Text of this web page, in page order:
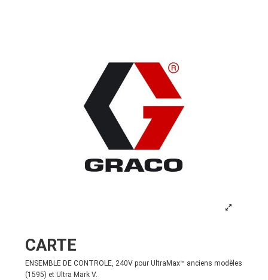
CARTE
ENSEMBLE DE CONTROLE, 240V pour UltraMax™ anciens modèles
(1595) et Ultra Mark V.